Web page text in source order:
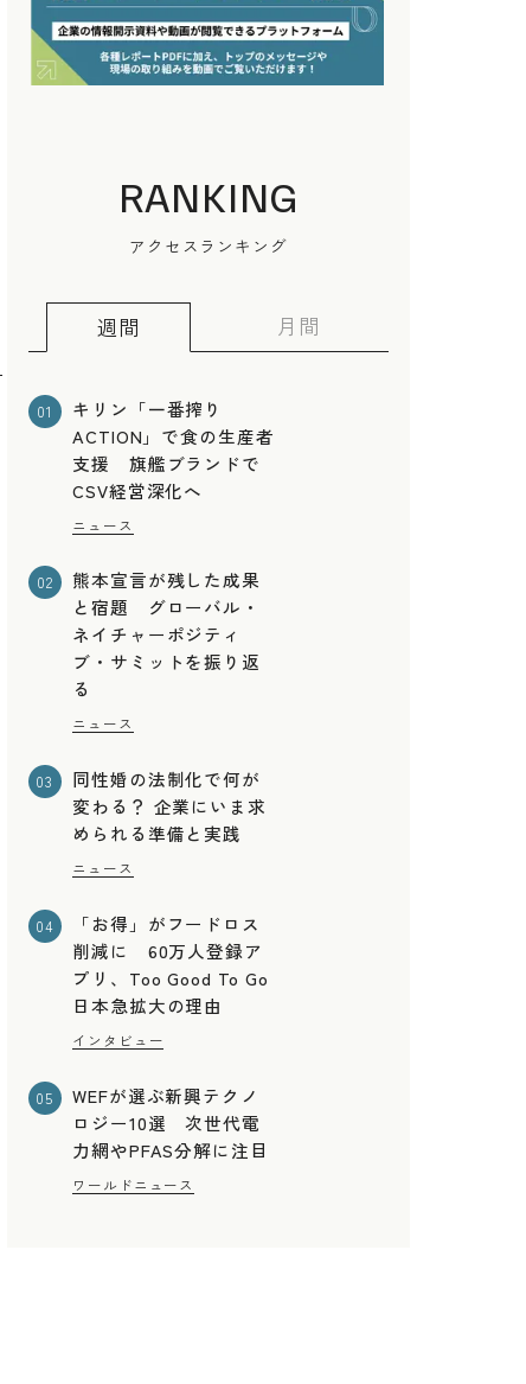
RANKING
アクセスランキング
週間 月間
01
キリン「一番搾り
ACTION」で食の生産者
支援 旗艦ブランドで
CSV経営深化へ
ニュース
02
熊本宣言が残した成果
と宿題 グローバル・
ネイチャーポジティ
ブ・サミットを振り返
る
ニュース
03
同性婚の法制化で何が
変わる？ 企業にいま求
められる準備と実践
ニュース
04
「お得」がフードロス
削減に 60万人登録ア
プリ、Too Good To Go
日本急拡大の理由
インタビュー
05
WEFが選ぶ新興テクノ
ロジー10選 次世代電
力網やPFAS分解に注目
ワールドニュース